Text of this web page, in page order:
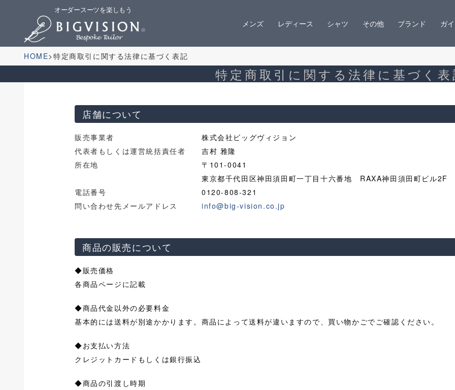
オーダースーツを楽しもう
メンズ レディース シャツ その他 ブランド ガ
HOME 特定商取引に関する法律に基づく表記
特定商取引に関する法律に基づく
店舗について
販売事業者
株式会社ビッグヴィジョン
代表者もしくは運営統括責任者
吉村 雅隆
所在地
〒101-0041
東京都千代田区神田須田町一丁目十六番地 RAXA神田須田町ビル2F
電話番号
0120-808-321
問い合わせ先メールアドレス
info@big-vision.co.jp
商品の販売について
◆販売価格
各商品ページに記載
◆商品代金以外の必要料金
基本的には送料が別途かかります。商品によって送料が違いますので、買い物かごでご確認ください。
◆お支払い方法
クレジットカードもしくは銀行振込
◆商品の引渡し時期